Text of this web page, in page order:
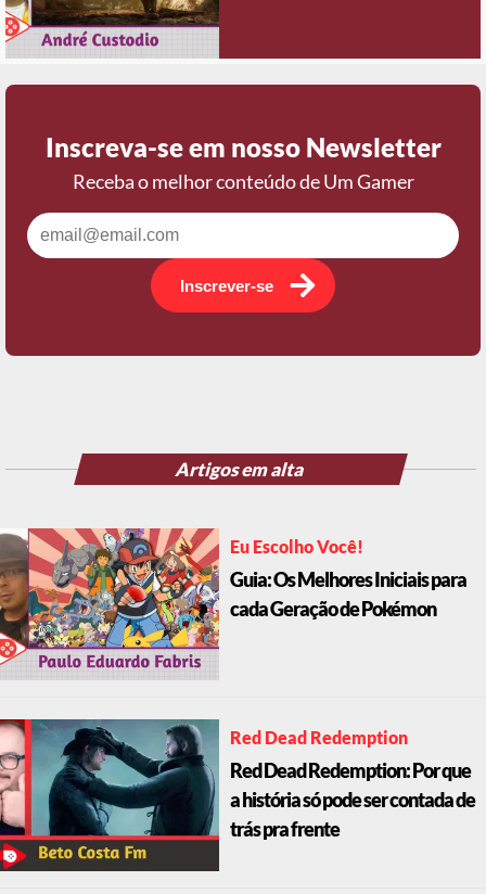
Inscreva-se em nosso Newsletter
Receba o melhor conteúdo de Um Gamer
Inscrever-se
Artigos em alta
Eu Escolho Você!
Guia: Os Melhores Iniciais para
cada Geração de Pokémon
Red Dead Redemption
Red Dead Redemption: Por que
a história só pode ser contada de
trás pra frente